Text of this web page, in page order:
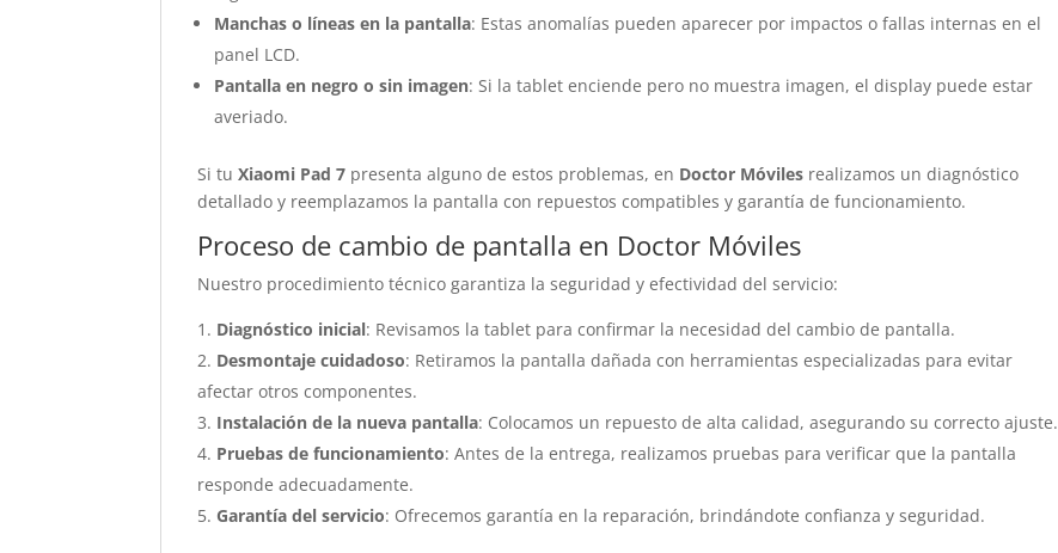
Manchas o líneas en la pantalla: Estas anomalías pueden aparecer por impactos o fallas internas en el
panel LCD.
Pantalla en negro o sin imagen: Si la tablet enciende pero no muestra imagen, el display puede estar
averiado.
Si tuXiaomi Pad 7 presenta alguno de estos problemas, en Doctor Móviles realizamos un diagnóstico
detallado y reemplazamos la pantalla con repuestos compatibles y garantía de funcionamiento.
Proceso de cambio de pantalla en Doctor Móviles
Nuestro procedimiento técnico garantiza la seguridad y efectividad del servicio:
Diagnóstico inicial: Revisamos la tablet para confirmar la necesidad del cambio de pantalla.
Desmontaje cuidadoso: Retiramos la pantalla dañada con herramientas especializadas para evitar
afectar otros componentes.
Instalación de la nueva pantalla: Colocamos un repuesto de alta calidad, asegurando su correcto ajuste.
Pruebas de funcionamiento: Antes de la entrega, realizamos pruebas para verificar que la pantalla
responde adecuadamente.
Garantía del servicio: Ofrecemos garantía en la reparación, brindándote confianza y seguridad.